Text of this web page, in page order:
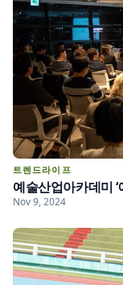
트렌드라이프
예술산업아카데미
Nov 9, 2024